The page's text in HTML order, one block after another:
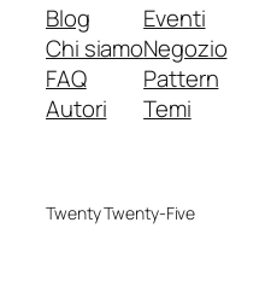
Blog
Chi siamo
FAQ
Autori
Eventi
Negozio
Pattern
Temi
Twenty Twenty-Five